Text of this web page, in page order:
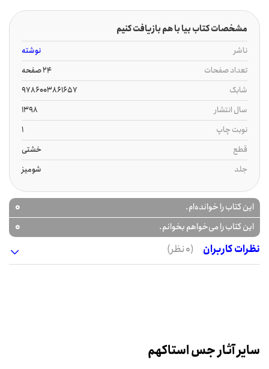
مشخصات کتاب بیا با هم بازیافت کنیم
ناشر
نوشته
تعداد صفحات
24 صفحه
شابک
9786003861657
سال انتشار
1398
نوبت چاپ
1
قطع
خشتی
جلد
شومیز
این کتاب را خوانده‌ام. 0
این کتاب را می‌خواهم بخوانم.
0
نظرات کاربران
(0 نظر)
سایر آثار جس استاکهم